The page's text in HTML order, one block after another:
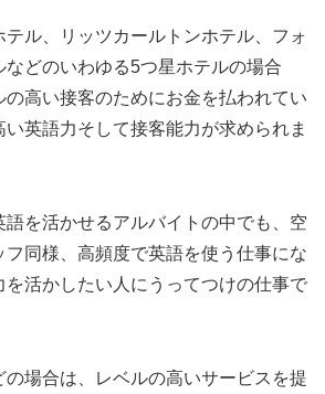
ル、リッツカールトンホテル、フォ
などのいわゆる5つ星ホテルの場合
の高い接客のためにお金を払われてい
英語力そして接客能力が求められま
語を活かせるアルバイトの中でも、空
同様、高頻度で英語を使う仕事にな
を活かしたい人にうってつけの仕事で
の場合は、レベルの高いサービスを提